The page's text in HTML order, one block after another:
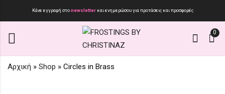
Κάνε εγγραφή στοnewsletter και ενημερώσου για προτάσεις και προσφορές
0
Αρχική » Shop » Circles in Brass